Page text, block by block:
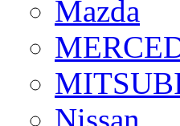
Mazda
Nissan